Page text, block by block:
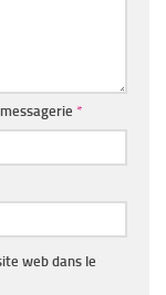
*
web dans le